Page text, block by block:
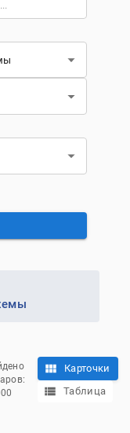
Карточки
Таблица